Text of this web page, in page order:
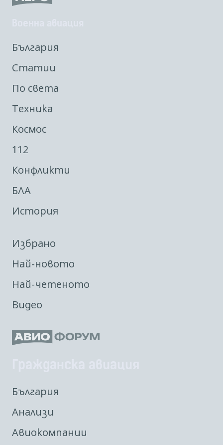
България
Статии
По света
Техника
Космос
112
Конфликти
БЛА
История
Избрано
Най-новото
Най-четеното
Видео
България
Анализи
Авиокомпании